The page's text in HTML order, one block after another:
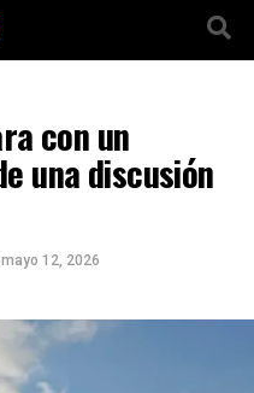
con un
una discusión
mayo 12, 2026